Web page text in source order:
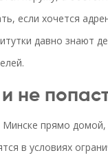
если хочется
давно знают
не
прямо
в условиях